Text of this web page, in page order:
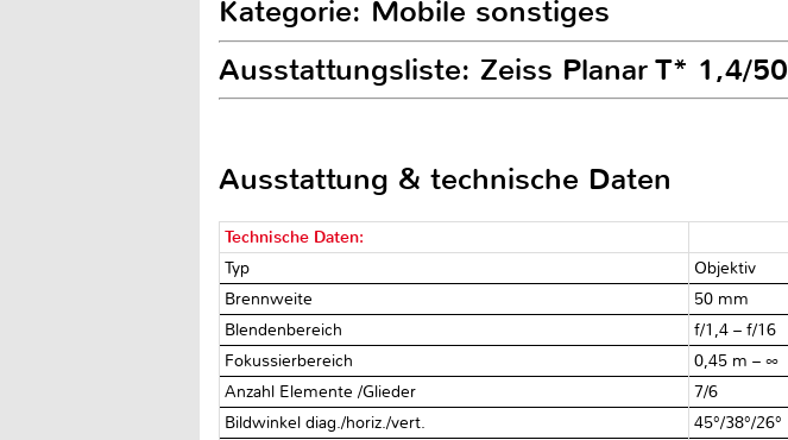
Kategorie: Mobile sonstiges
Ausstattungsliste: Zeiss Planar T* 1,4/50
Ausstattung & technische Daten
Technische Daten:
Typ
Objektiv
Brennweite
50 mm
Blendenbereich
f/1,4 – f/16
Fokussierbereich
0,45 m – ∞
Anzahl Elemente /Glieder
7/6
Bildwinkel diag./horiz./vert.
45°/38°/26°